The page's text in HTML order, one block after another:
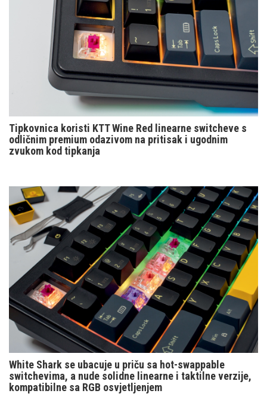
Tipkovnica koristi KTT Wine Red linearne switcheve s
odličnim premium odazivom na pritisak i ugodnim
zvukom kod tipkanja
White Shark se ubacuje u priču sa hot-swappable
switchevima, a nude solidne linearne i taktilne verzije,
kompatibilne sa RGB osvjetljenjem